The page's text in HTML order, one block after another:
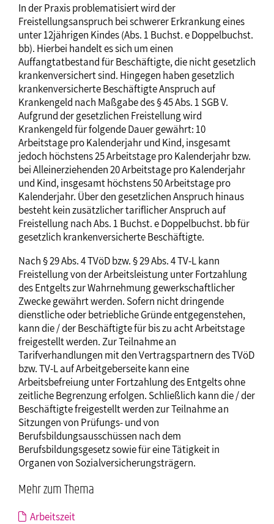
In der Praxis problematisiert wird der
Freistellungsanspruch bei schwerer Erkrankung eines
unter 12jährigen Kindes (Abs. 1 Buchst. e Doppelbuchst.
bb). Hierbei handelt es sich um einen
Auffangtatbestand für Beschäftigte, die nicht gesetzlich
krankenversichert sind. Hingegen haben gesetzlich
krankenversicherte Beschäftigte Anspruch auf
Krankengeld nach Maßgabe des § 45 Abs. 1 SGB V.
Aufgrund der gesetzlichen Freistellung wird
Krankengeld für folgende Dauer gewährt: 10
Arbeitstage pro Kalenderjahr und Kind, insgesamt
jedoch höchstens 25 Arbeitstage pro Kalenderjahr bzw.
bei Alleinerziehenden 20 Arbeitstage pro Kalenderjahr
und Kind, insgesamt höchstens 50 Arbeitstage pro
Kalenderjahr. Über den gesetzlichen Anspruch hinaus
besteht kein zusätzlicher tariflicher Anspruch auf
Freistellung nach Abs. 1 Buchst. e Doppelbuchst. bb für
gesetzlich krankenversicherte Beschäftigte.
Nach § 29 Abs. 4 TVöD bzw. § 29 Abs. 4 TV-L kann
Freistellung von der Arbeitsleistung unter Fortzahlung
des Entgelts zur Wahrnehmung gewerkschaftlicher
Zwecke gewährt werden. Sofern nicht dringende
dienstliche oder betriebliche Gründe entgegenstehen,
kann die / der Beschäftigte für bis zu acht Arbeitstage
freigestellt werden. Zur Teilnahme an
Tarifverhandlungen mit den Vertragspartnern des TVöD
bzw. TV-L auf Arbeitgeberseite kann eine
Arbeitsbefreiung unter Fortzahlung des Entgelts ohne
zeitliche Begrenzung erfolgen. Schließlich kann die / der
Beschäftigte freigestellt werden zur Teilnahme an
Sitzungen von Prüfungs- und von
Berufsbildungsausschüssen nach dem
Berufsbildungsgesetz sowie für eine Tätigkeit in
Organen von Sozialversicherungsträgern.
Mehr zum Thema
Arbeitszeit